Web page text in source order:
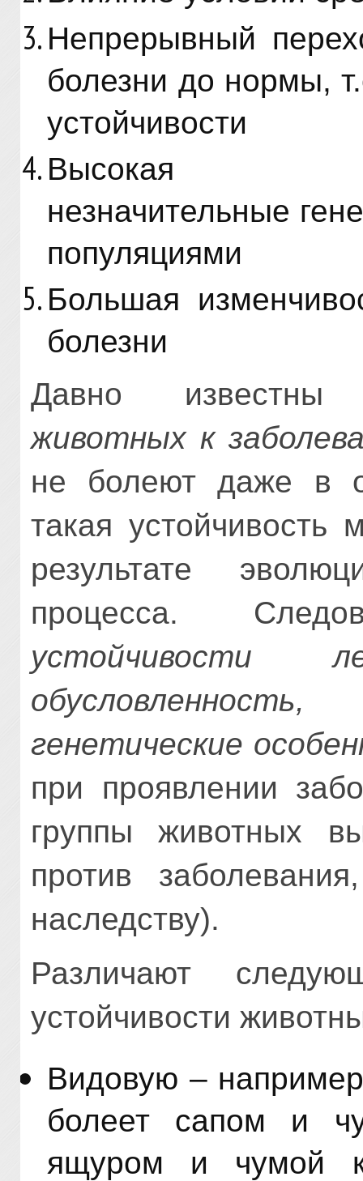
Непрерывный
болезни до нормы,
устойчивости
Высокая
незначительные
популяциями
Большая
болезни
Давно
животных к
не болеют даже в
такая устойчивость
результате
процесса.
устойчивости
генетические
при проявлении
группы животных
против
наследству).
Различают
устойчивости
Видовую –
болеет сапом и
ящуром и чумой